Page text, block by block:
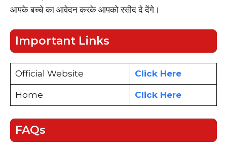
आपके बच्चे का आवेदन करके आपको रसीद दे देंगे।
Important Links
Official Website Click Here
Home Click Here
FAQs